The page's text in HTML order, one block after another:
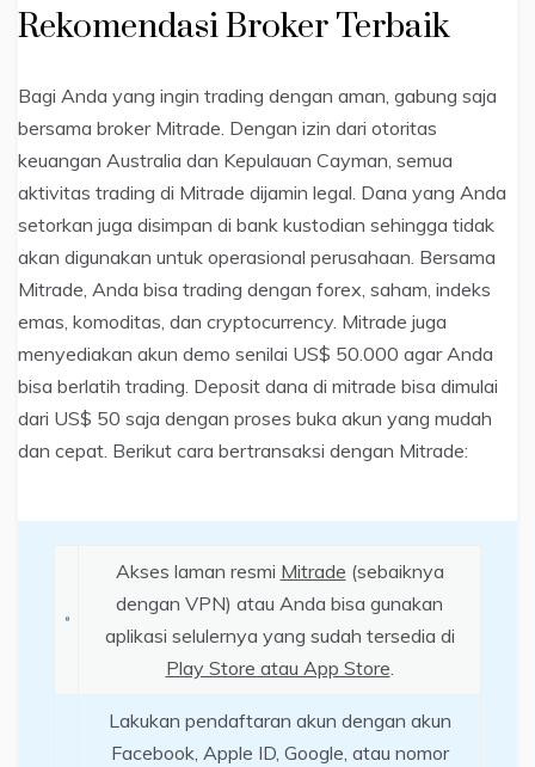
Rekomendasi Broker Terbaik
Bagi Anda yang ingin trading dengan aman, gabung saja
bersama broker Mitrade. Dengan izin dari otoritas
keuangan Australia dan Kepulauan Cayman, semua
aktivitas trading di Mitrade dijamin legal. Dana yang Anda
setorkan juga disimpan di bank kustodian sehingga tidak
akan digunakan untuk operasional perusahaan. Bersama
Mitrade, Anda bisa trading dengan forex, saham, indeks
emas, komoditas, dan cryptocurrency. Mitrade juga
menyediakan akun demo senilai US$ 50.000 agar Anda
bisa berlatih trading. Deposit dana di mitrade bisa dimulai
dari US$ 50 saja dengan proses buka akun yang mudah
dan cepat. Berikut cara bertransaksi dengan Mitrade:
Akses laman resmi Mitrade (sebaiknya
dengan VPN) atau Anda bisa gunakan
aplikasi selulernya yang sudah tersedia di
Play Store atau App Store.
Lakukan pendaftaran akun dengan akun
Facebook, Apple ID, Google, atau nomor